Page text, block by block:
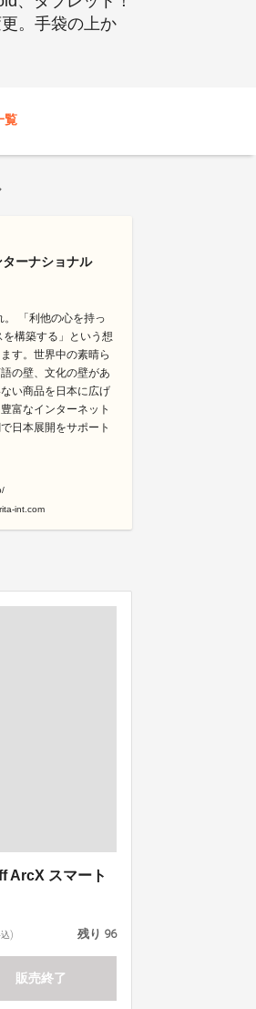
。手袋の上か
覧
ターナショナル
「利他の心を持っ
構築する」という想
す。世界中の素晴ら
の壁、文化の壁があ
い商品を日本に広げ
富なインターネット
日本展開をサポート
int.com
ArcX スマート
) 残り 96
販売終了